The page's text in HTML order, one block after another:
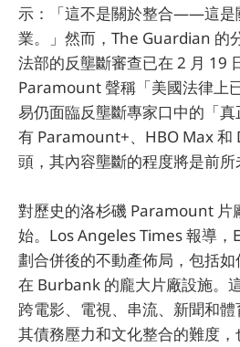
示：「這不是關於整合——這是
業。」然而，The Guardian 的
法部的反壟斷審查已在 2 月 19
Paramount 聲稱「美國法律上
易仍面臨反壟斷專家口中的「
有 Paramount+、HBO Max 和
頭，其內容壟斷的程度將是前所
對歷史的洛杉磯 Paramount 片
始。Los Angeles Times 報導，
劃合併後的不動產佈局，包括
在 Burbank 的龐大片廠設施。
跨電影、電視、串流、新聞和
其債務壓力和文化整合的難度